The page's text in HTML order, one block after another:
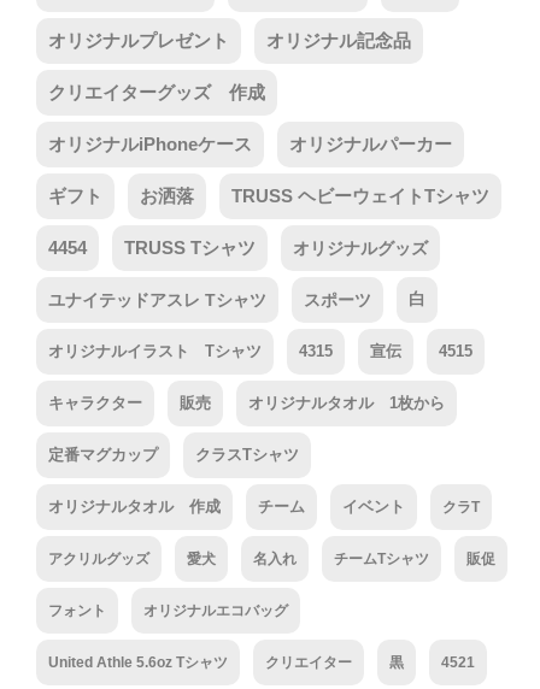
オリジナルプレゼント オリジナル記念品
クリエイターグッズ 作成
オリジナルiPhoneケース オリジナルパーカー
ギフト お洒落 TRUSS ヘビーウェイトTシャツ
4454 TRUSS Tシャツ オリジナルグッズ
ユナイテッドアスレ Tシャツ スポーツ 白
オリジナルイラスト Tシャツ 4315 宣伝 4515
キャラクター 販売 オリジナルタオル 1枚から
定番マグカップ クラスTシャツ
オリジナルタオル 作成 チーム イベント クラT
アクリルグッズ 愛犬 名入れ チームTシャツ 販促
フォント オリジナルエコバッグ
United Athle 5.6oz Tシャツ クリエイター 黒 4521